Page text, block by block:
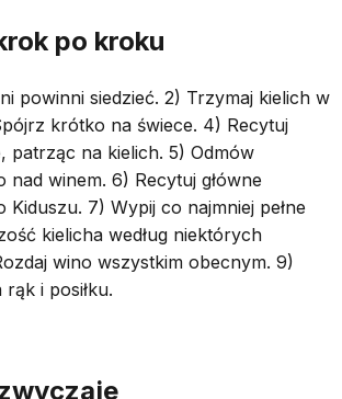
po kroku
powinni siedzieć. 2) Trzymaj kielich w
krótko na świece. 4) Recytuj
patrząc na kielich. 5) Odmów
nad winem. 6) Recytuj główne
Kiduszu. 7) Wypij co najmniej pełne
kielicha według niektórych
wino wszystkim obecnym. 9)
i posiłku.